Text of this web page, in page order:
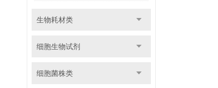
生物耗材类
细胞生物试剂
细胞菌株类